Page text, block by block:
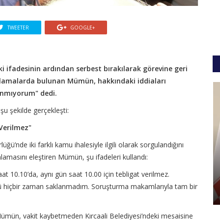
TWEETER GOOGLE+
ifadesinin ardından serbest bırakılarak görevine geri
bulunan Mümün, hakkındaki iddiaları
dedi.
şekilde gerçekleşti:
iki farklı kamu ihalesiyle ilgili olarak sorgulandığını
eleştiren Mümün, şu ifadeleri kullandı:
10.10’da, aynı gün saat 10.00 için tebligat verilmez.
zaman saklanmadım. Soruşturma makamlarıyla tam bir
vakit kaybetmeden Kırcaali Belediyesi’ndeki mesaisine